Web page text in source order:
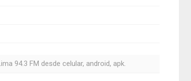
94.3 FM desde celular, android, apk.